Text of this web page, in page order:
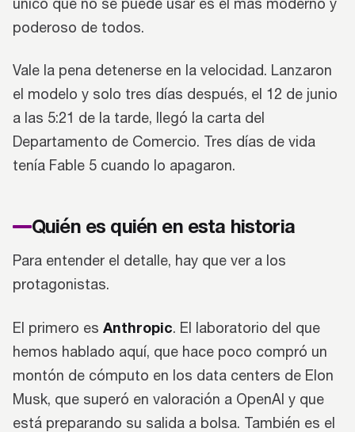
único que no se puede usar es el más moderno y
poderoso de todos.
Vale la pena detenerse en la velocidad. Lanzaron
el modelo y solo tres días después, el 12 de junio
a las 5:21 de la tarde, llegó la carta del
Departamento de Comercio. Tres días de vida
tenía Fable 5 cuando lo apagaron.
Quién es quién en esta historia
Para entender el detalle, hay que ver a los
protagonistas.
El primero es Anthropic. El laboratorio del que
hemos hablado aquí, que hace poco compró un
montón de cómputo en los data centers de Elon
Musk, que superó en valoración a OpenAI y que
está preparando su salida a bolsa. También es el